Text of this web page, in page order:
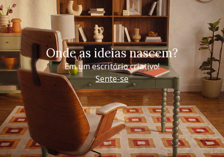
Onde as ideias nascem?
Em um escritório criativo!
Sente-se